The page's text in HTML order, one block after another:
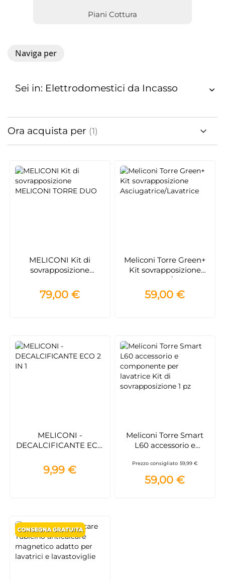
Piani Cottura
MELICONI Kit di
sovrapposizione
79,00 €
Meliconi Torre Green+
Kit sovrapposizione
Asciugatrice/Lavatrice
59,00 €
MELICONI -
DECALCIFICANTE ECO
9,99 €
Meliconi Torre Smart
L60 accessorio e
lavatrice Kit di
sovrapposizione 1 pz
Prezzo consigliato 59,99 €
59,00 €
Sei in: Elettrodomestici da Incasso
Naviga per
Ora acquista per